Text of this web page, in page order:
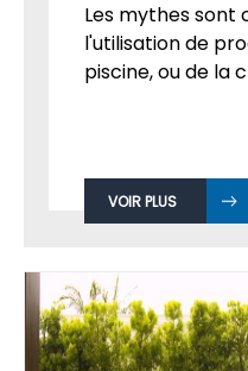
Les mythes sont
l'utilisation de
piscine, ou de la
VOIR PLUS